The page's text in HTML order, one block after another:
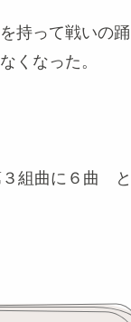
持って戦いの踊
くなった。
３組曲に６曲 と